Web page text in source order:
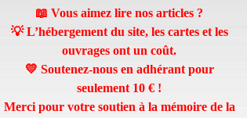
📖 Vous aimez lire nos articles ?
💡 L’hébergement du site, les cartes et les
ouvrages ont un coût.
💛 Soutenez-nous en adhérant pour
seulement 10 € !
Merci pour votre soutien à la mémoire de la